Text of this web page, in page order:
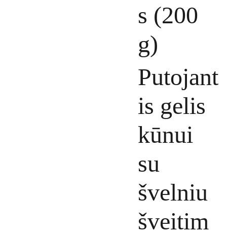
s (200
g)
Putojant
is gelis
kūnui
su
švelniu
šveitim